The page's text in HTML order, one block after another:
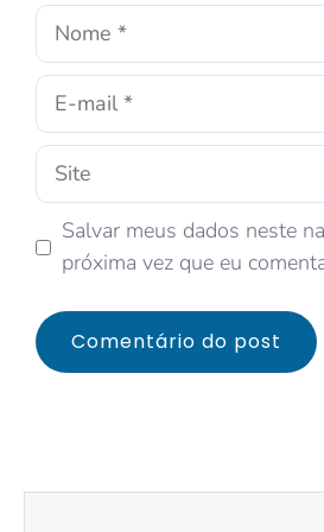
Salvar meus dados neste
próxima vez que eu